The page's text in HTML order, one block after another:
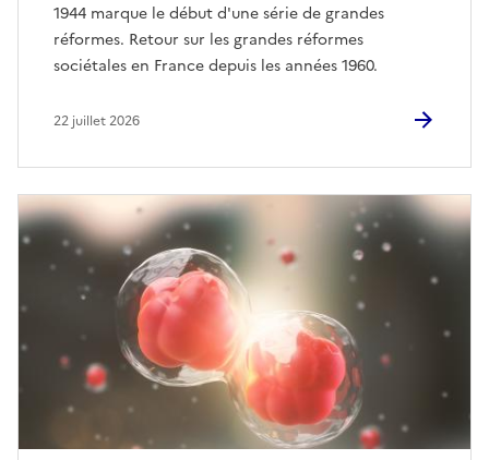
1944 marque le début d'une série de grandes
réformes. Retour sur les grandes réformes
sociétales en France depuis les années 1960.
22 juillet 2026